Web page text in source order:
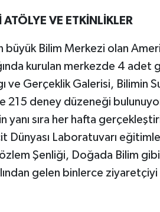
ATÖLYE VE ETKİNLİKLER
büyük Bilim Merkezi olan
kurulan merkezde 4 adet
ve Gerçeklik Galerisi, Bilimin
215 deney düzeneği
yanı sıra her hafta
Dünyası Laboratuvarı
Şenliği, Doğada Bilim
gelen binlerce ziyaretçiyi